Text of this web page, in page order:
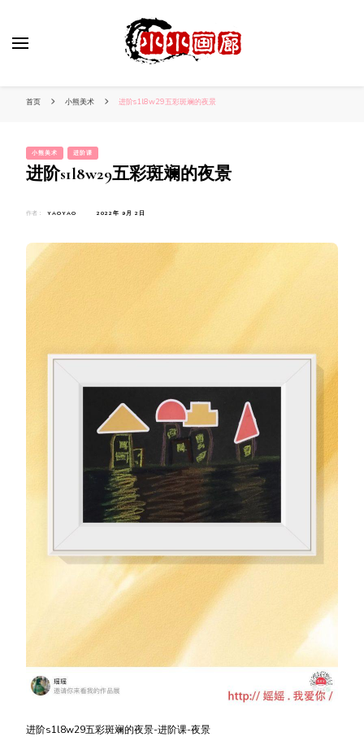
首页 小熊美术 进阶s1l8w29五彩斑斓的夜景
小熊美术 进阶课
进阶s1l8w29五彩斑斓的夜景
作者： YAOYAO 2022年 9月 2日
进阶s1l8w29五彩斑斓的夜景-进阶课-夜景